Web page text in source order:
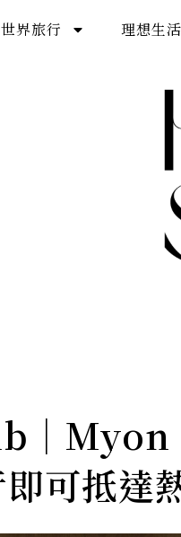
世界旅行 理想生活
｜
可抵達